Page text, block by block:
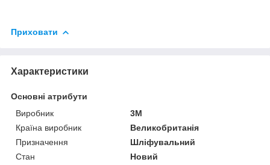
Приховати
Характеристики
Основні атрибути
Виробник
3М
Країна виробник
Великобританія
Призначення
Шліфувальний
Стан
Новий